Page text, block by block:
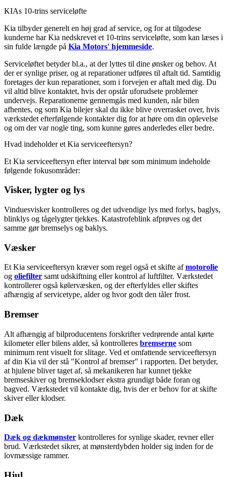
KIAs 10-trins serviceløfte
Kia tilbyder generelt en høj grad af service, og for at tilgodese
kunderne har Kia nedskrevet et 10-trins serviceløfte, som kan læses i
sin fulde længde på Kia Motors' hjemmeside.
Serviceløftet betyder bl.a., at der lyttes til dine ønsker og behov. At
der er synlige priser, og at reparationer udføres til aftalt tid. Samtidig
foretages der kun reparationer, som i forvejen er aftalt med dig. Du
vil altid blive kontaktet, hvis der opstår uforudsete problemer
undervejs. Reparationerne gennemgås med kunden, når bilen
afhentes, og som Kia bilejer skal du ikke blive overrasket over, hvis
værkstedet efterfølgende kontakter dig for at høre om din oplevelse
og om der var nogle ting, som kunne gøres anderledes eller bedre.
Hvad indeholder et Kia serviceeftersyn?
Et Kia serviceeftersyn efter interval bør som minimum indeholde
følgende fokusområder:
Visker, lygter og lys
Vinduesvisker kontrolleres og det udvendige lys med forlys, baglys,
blinklys og tågelygter tjekkes. Katastrofeblink afprøves og det
samme gør bremselys og baklys.
Væsker
Et Kia serviceeftersyn kræver som regel også et skifte afmotorolie
og oliefilter samt udskiftning eller kontrol af luftfilter. Værkstedet
kontrollerer også kølervæsken, og der efterfyldes eller skiftes
afhængig af servicetype, alder og hvor godt den tåler frost.
Bremser
Alt afhængig af bilproducentens forskrifter vedrørende antal kørte
kilometer eller bilens alder, så kontrolleres bremserne som
minimum rent visuelt for slitage. Ved et omfattende serviceeftersyn
af din Kia vil der stå "Kontrol af bremser" i rapporten. Det betyder,
at hjulene bliver taget af, så mekanikeren har kunnet tjekke
bremseskiver og bremseklodser ekstra grundigt både foran og
bagved. Værkstedet vil kontakte dig, hvis der er behov for at skifte
skiver eller klodser.
Dæk
Dæk og dækmønster kontrolleres for synlige skader, revner eller
brud. Værkstedet sikrer, at mønsterdybden holder sig inden for de
lovmæssige rammer.